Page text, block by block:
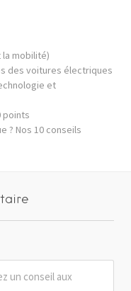
la mobilité)
des voitures électriques
et
points
? Nos 10 conseils